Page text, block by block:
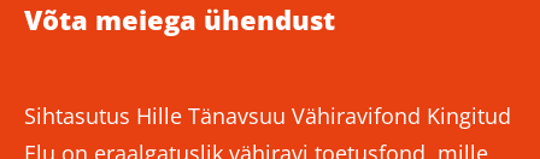
Võta meiega ühendust
Sihtasutus Hille Tänavsuu Vähiravifond Kingitud
Elu on eraalgatuslik vähiravi toetusfond, mille